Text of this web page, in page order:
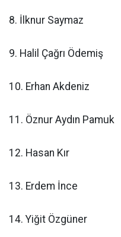
8. İlknur Saymaz
9. Halil Çağrı Ödemiş
10. Erhan Akdeniz
11. Öznur Aydın Pamuk
12. Hasan Kır
13. Erdem İnce
14. Yiğit Özgüner